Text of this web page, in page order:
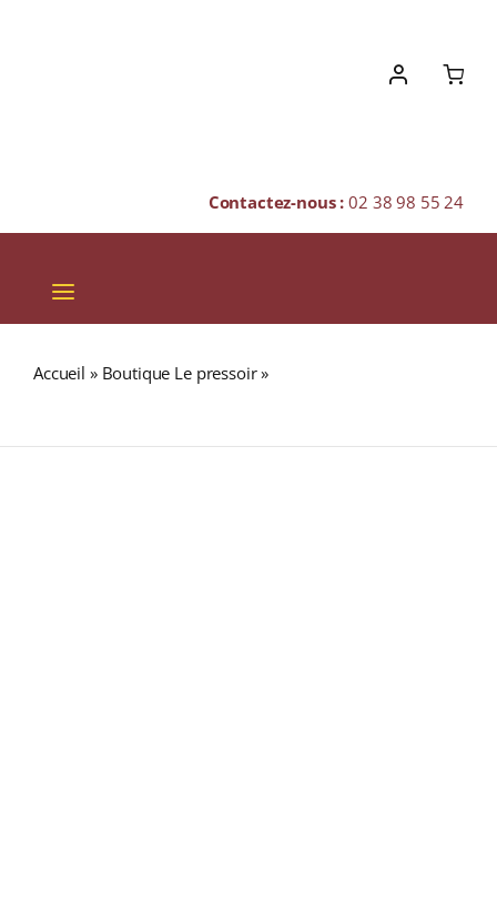
Contactez-nous :02 38 98 55 24
Toggle
Navigation
SPIRITUEUX
Accueil » Boutique Le pressoir»